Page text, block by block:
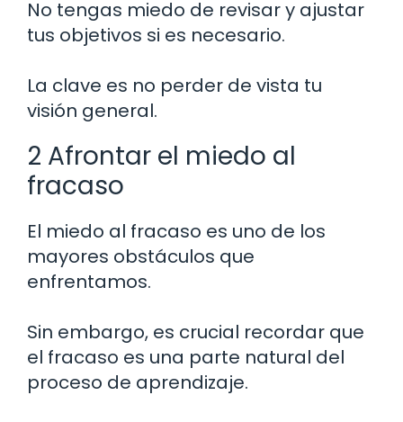
No tengas miedo de revisar y ajustar
tus objetivos si es necesario.
La clave es no perder de vista tu
visión general.
2 Afrontar el miedo al
fracaso
El miedo al fracaso es uno de los
mayores obstáculos que
enfrentamos.
Sin embargo, es crucial recordar que
el fracaso es una parte natural del
proceso de aprendizaje.